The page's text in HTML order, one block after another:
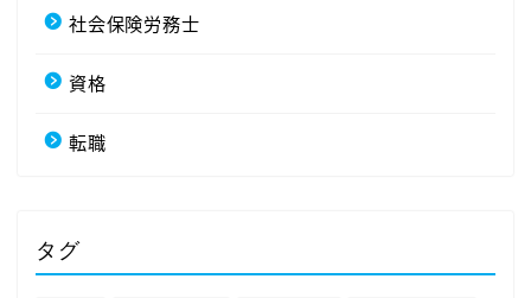
社会保険労務士
資格
転職
タグ